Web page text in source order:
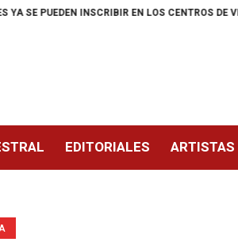
EN LOS CENTROS DE VIDA DEL DISTRITO
EDITORIALES ARTISTAS